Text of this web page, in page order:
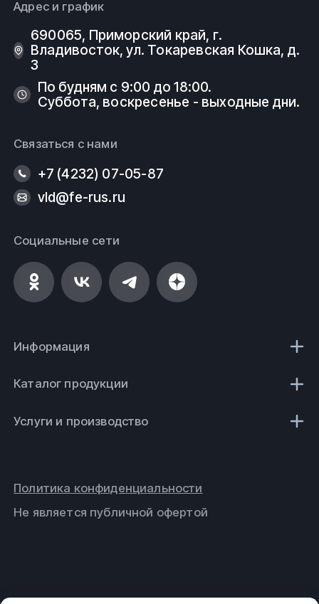
Адрес и график
690065, Приморский край, г.
Владивосток, ул. Токаревская Кошка, д.
3
По будням с 9:00 до 18:00.
Суббота, воскресенье - выходные дни.
Связаться с нами
+7 (4232) 07-05-87
vld@fe-rus.ru
Социальные сети
Информация
Каталог продукции
Услуги и производство
Не является публичной офертой
Политика конфиденциальности